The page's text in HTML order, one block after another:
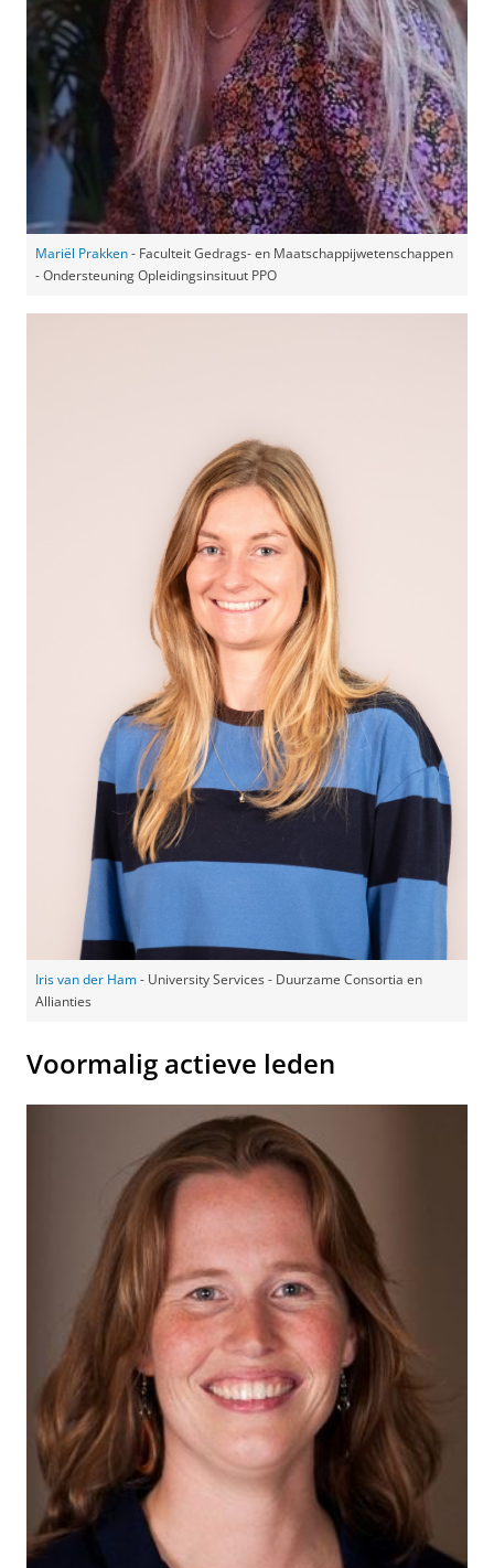
Mariël Prakken- Faculteit Gedrags- en Maatschappijwetenschappen
- Ondersteuning Opleidingsinsituut PPO
Iris van der Ham- University Services - Duurzame Consortia en
Allianties
Voormalig actieve leden